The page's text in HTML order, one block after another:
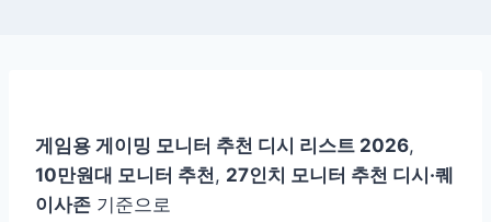
게임용 게이밍 모니터 추천 디시 리스트 2026,
10만원대 모니터 추천, 27인치 모니터 추천 디시·퀘
이사존 기준으로